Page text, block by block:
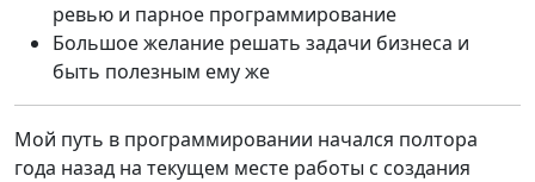
ревью и парное программирование
Большое желание решать задачи бизнеса и
быть полезным ему же
Мой путь в программировании начался полтора
года назад на текущем месте работы с создания